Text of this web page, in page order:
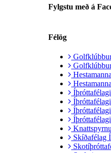
Fylgstu með á
Félög
Skíðafélag